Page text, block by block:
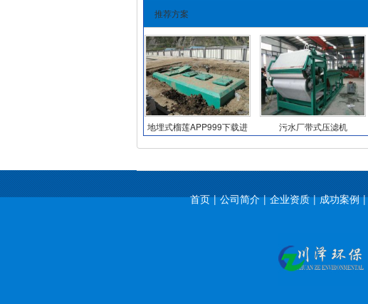
推荐方案
地埋式榴莲APP999下载进
入网址
污水厂带式压滤机
首页 | 公司简介 | 企业资质 | 成功案例 |